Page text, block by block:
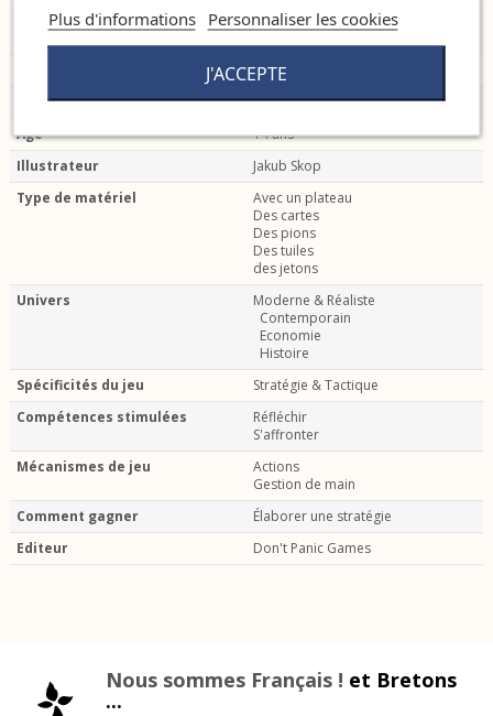
Auteur
Vangelis Bagiartakis
60 min
Nombre de joueurs
2 à 4 joueurs
Age
14 ans
Illustrateur
Jakub Skop
Type de matériel
Avec un plateau
Des cartes
Des pions
Des tuiles
des jetons
Univers
Moderne & Réaliste
Contemporain
Economie
Histoire
Spécificités du jeu
Stratégie & Tactique
Compétences stimulées
Réfléchir
S'affronter
Mécanismes de jeu
Actions
Gestion de main
Comment gagner
Élaborer une stratégie
Editeur
Don't Panic Games
Nous sommes Français ! et Bretons
...
Plus d'informations Personnaliser les cookies
J'ACCEPTE